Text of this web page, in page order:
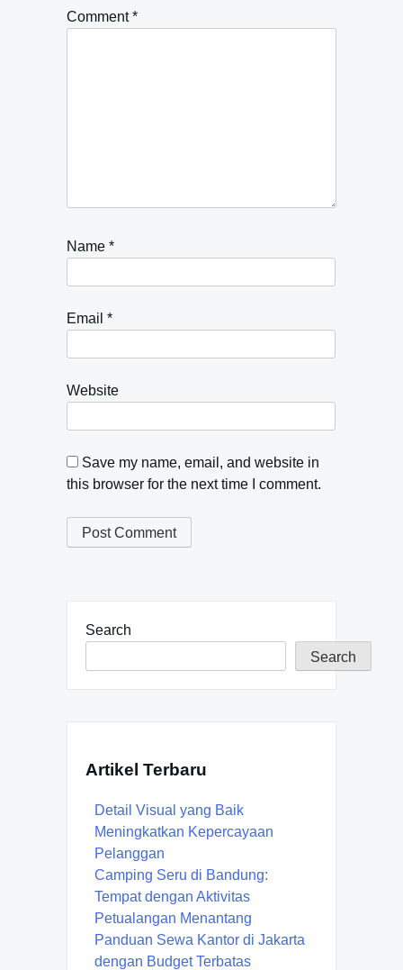
Comment*
Name *
Email *
Website
Save my name, email, and website in
this browser for the next time I comment.
Search
Search
Artikel Terbaru
Detail Visual yang Baik
Meningkatkan Kepercayaan
Pelanggan
Camping Seru di Bandung:
Tempat dengan Aktivitas
Petualangan Menantang
Panduan Sewa Kantor di Jakarta
dengan Budget Terbatas